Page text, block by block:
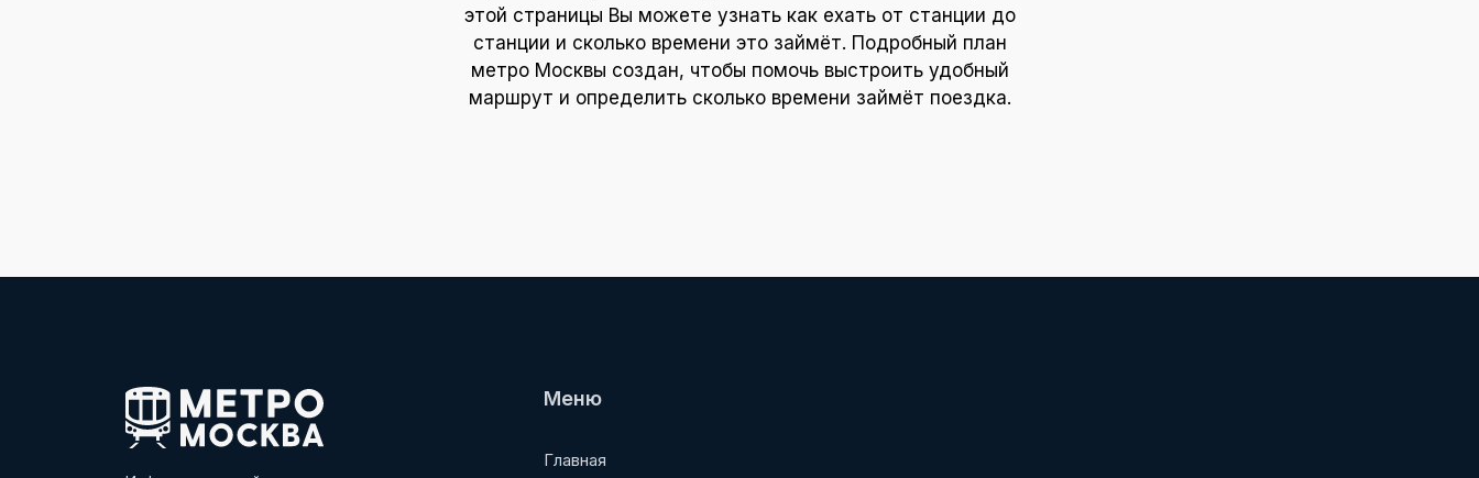
этой страницы Вы можете узнать как ехать от станции до
станции и сколько времени это займёт. Подробный план
метро Москвы создан, чтобы помочь выстроить удобный
маршрут и определить сколько времени займёт поездка.
Меню
Главная